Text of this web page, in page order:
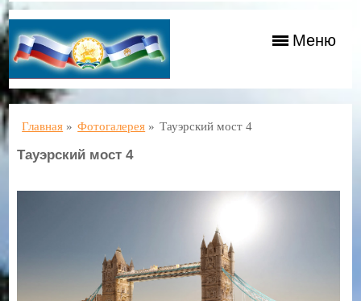
Меню
Главная » Фотогалерея » Тауэрский мост 4
Тауэрский мост 4